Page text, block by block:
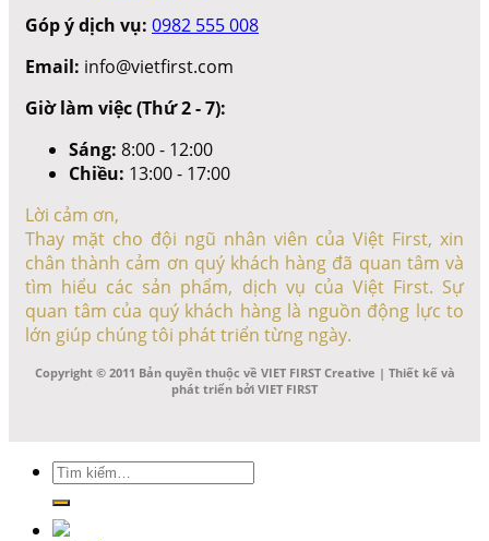
Góp ý dịch vụ: 0982 555 008
Email: info@vietfirst.com
Giờ làm việc (Thứ 2 - 7):
Sáng: 8:00 - 12:00
Chiều: 13:00 - 17:00
Lời cảm ơn,
Thay mặt cho đội ngũ nhân viên của Việt First, xin
chân thành cảm ơn quý khách hàng đã quan tâm và
tìm hiểu các sản phẩm, dịch vụ của Việt First. Sự
quan tâm của quý khách hàng là nguồn động lực to
lớn giúp chúng tôi phát triển từng ngày.
Copyright © 2011 Bản quyền thuộc về VIET FIRST Creative | Thiết kế và
phát triển bởi VIET FIRST
Tìm
kiếm: